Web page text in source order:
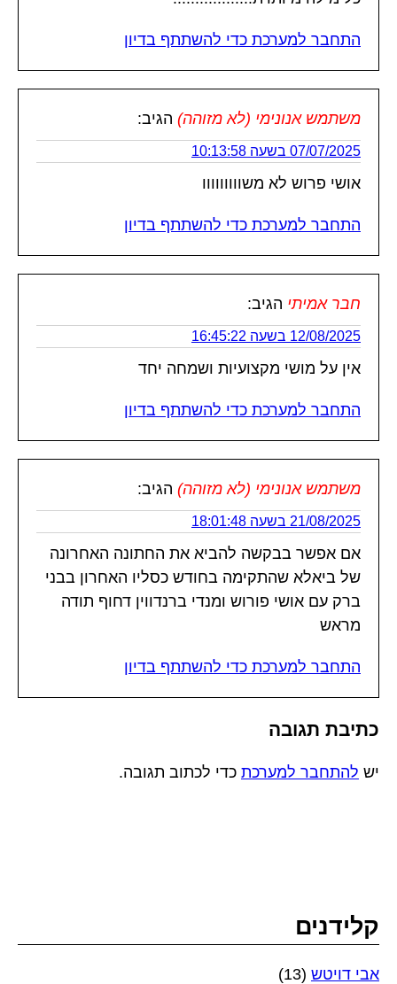
התחבר למערכת כדי להשתתף בדיון
משתמש אנונימי (לא מזוהה) הגיב:
07/07/2025 בשעה 10:13:58
אושי פרוש לא משווווווווו
התחבר למערכת כדי להשתתף בדיון
חבר אמיתי הגיב:
12/08/2025 בשעה 16:45:22
אין על מושי מקצועיות ושמחה יחד
התחבר למערכת כדי להשתתף בדיון
משתמש אנונימי (לא מזוהה) הגיב:
21/08/2025 בשעה 18:01:48
אם אפשר בבקשה להביא את החתונה האחרונה
של ביאלא שהתקימה בחודש כסליו האחרון בבני
ברק עם אושי פורוש ומנדי ברנדווין דחוף תודה
מראש
התחבר למערכת כדי להשתתף בדיון
כתיבת תגובה
יש להתחבר למערכת כדי לכתוב תגובה.
קלידנים
אבי דויטש (13)